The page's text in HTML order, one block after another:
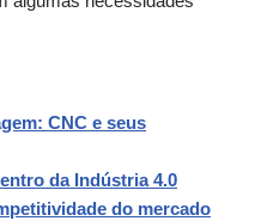
CNC e seus
da Indústria 4.0
do mercado